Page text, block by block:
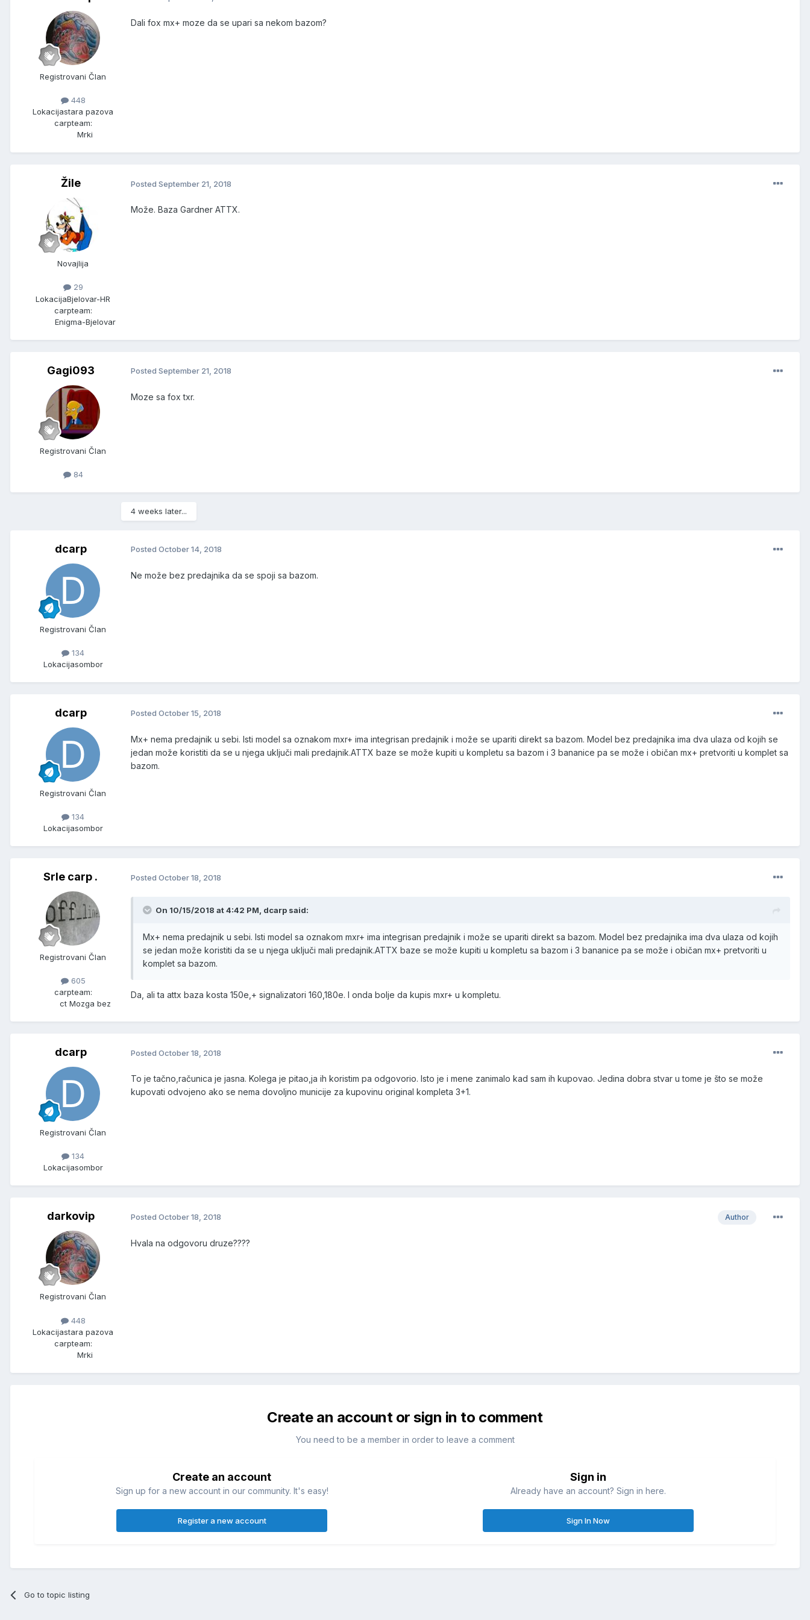
Registrovani Član
448
Lokacijastara pazova
carpteam:
Mrki
Dali fox mx+ moze da se upari sa nekom bazom?
Žile
Novajlija
29
LokacijaBjelovar-HR
carpteam:
Enigma-Bjelovar
Posted September 21, 2018
Može. Baza Gardner ATTX.
Gagi093
Registrovani Član
84
Posted September 21, 2018
Moze sa fox txr.
4 weeks later...
dcarp
Registrovani Član
134
Lokacijasombor
Posted October 14, 2018
Ne može bez predajnika da se spoji sa bazom.
dcarp
Registrovani Član
134
Lokacijasombor
Posted October 15, 2018
Mx+ nema predajnik u sebi. Isti model sa oznakom mxr+ ima integrisan predajnik i može se upariti direkt sa bazom. Model bez predajnika ima dva ulaza od kojih se
jedan može koristiti da se u njega uključi mali predajnik.ATTX baze se može kupiti u kompletu sa bazom i 3 bananice pa se može i običan mx+ pretvoriti u komplet sa
bazom.
Srle carp .
Registrovani Član
605
carpteam:
ct Mozga bez
Posted October 18, 2018
On 10/15/2018 at 4:42 PM, dcarp said:
Mx+ nema predajnik u sebi. Isti model sa oznakom mxr+ ima integrisan predajnik i može se upariti direkt sa bazom. Model bez predajnika ima dva ulaza od kojih
se jedan može koristiti da se u njega uključi mali predajnik.ATTX baze se može kupiti u kompletu sa bazom i 3 bananice pa se može i običan mx+ pretvoriti u
komplet sa bazom.
Da, ali ta attx baza kosta 150e,+ signalizatori 160,180e. I onda bolje da kupis mxr+ u kompletu.
dcarp
Registrovani Član
134
Lokacijasombor
Posted October 18, 2018
To je tačno,računica je jasna. Kolega je pitao,ja ih koristim pa odgovorio. Isto je i mene zanimalo kad sam ih kupovao. Jedina dobra stvar u tome je što se može
kupovati odvojeno ako se nema dovoljno municije za kupovinu original kompleta 3+1.
darkovip
Registrovani Član
448
Lokacijastara pazova
carpteam:
Mrki
Author
Posted October 18, 2018
Hvala na odgovoru druze????
Create an account or sign in to comment
You need to be a member in order to leave a comment
Create an account
Sign up for a new account in our community. It's easy!
Register a new account
Sign in
Already have an account? Sign in here.
Sign In Now
Go to topic listing